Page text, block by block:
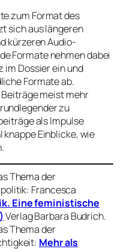
zum Format des
sich aus längeren
kürzeren Audio-
Formate nehmen dabei
Dossier ein und
Formate ab.
meist mehr
zu
als Impulse
Einblicke, wie
Thema der
Francesca
Eine feministische
Verlag Barbara Budrich.
Thema der
Mehr als